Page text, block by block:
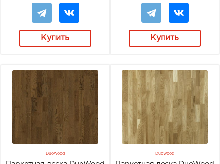
Купить Купить
DuoWood DuoWood